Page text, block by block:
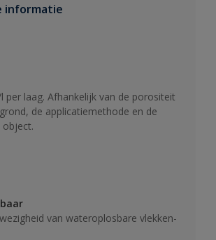
informatie
l per laag. Afhankelijk van de porositeit
de applicatiemethode en de
van wateroplosbare vlekken-